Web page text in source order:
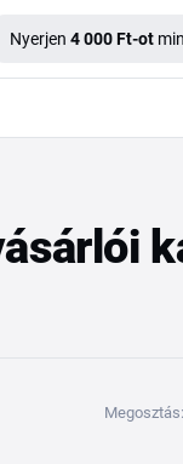
Nyerjen 4 000 Ft-ot
Megosztás: